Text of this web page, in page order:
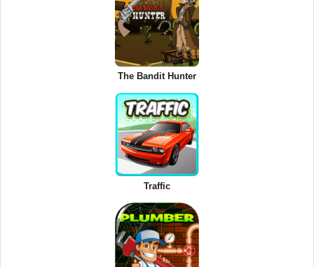
The Bandit Hunter
Traffic